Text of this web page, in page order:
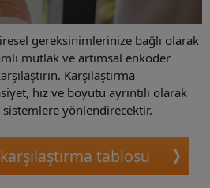
gereksinimlerinize bağlı olarak
mutlak ve artımsal enkoder
Karşılaştırma
hız ve boyutu ayrıntılı olarak
yönlendirecektir.
tablosu